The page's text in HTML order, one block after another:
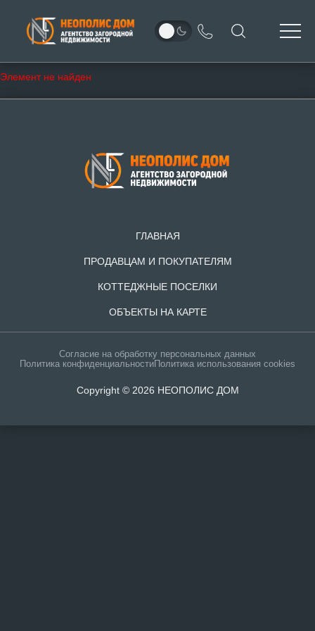
Элемент не найден
ГЛАВНАЯ
ПРОДАВЦАМ И ПОКУПАТЕЛЯМ
КОТТЕДЖНЫЕ ПОСЕЛКИ
ОБЪЕКТЫ НА КАРТЕ
Согласие на обработку персональных данных
Политика конфиденциальностиПолитика использования cookies
Copyright © 2026 НЕОПОЛИС ДОМ